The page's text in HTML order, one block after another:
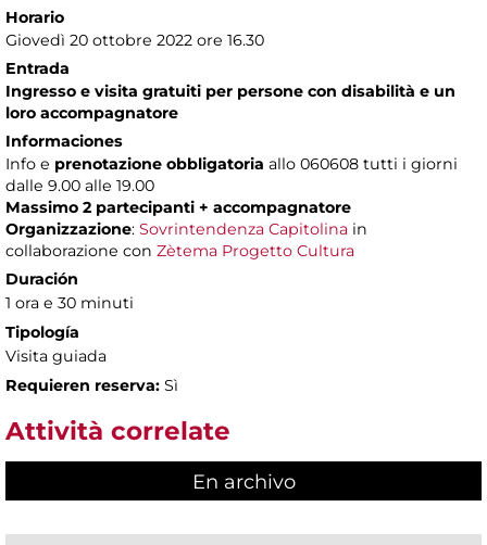
Horario
Giovedì 20 ottobre 2022 ore 16.30
Entrada
Ingresso e visita gratuiti per persone con disabilità e un
loro accompagnatore
Informaciones
Info e prenotazione obbligatoria allo 060608 tutti i giorni
dalle 9.00 alle 19.00
Massimo 2 partecipanti + accompagnatore
Organizzazione: Sovrintendenza Capitolina in
collaborazione con Zètema Progetto Cultura
Duración
1 ora e 30 minuti
Tipología
Visita guiada
Requieren reserva: Sì
Attività correlate
En archivo